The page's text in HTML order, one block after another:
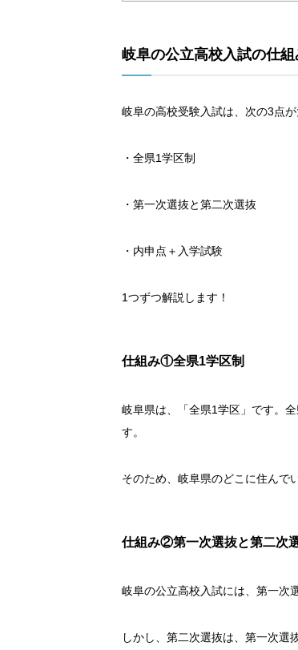
岐阜の公立高校入試の仕組
岐阜の高校受験入試は、次の3点が
・全県1学区制
・第一次選抜と第二次選抜
・内申点＋入学試験
1つずつ解説します！
仕組み①全県1学区制
岐阜県は、「全県1学区」です。
す。
そのため、岐阜県のどこに住んで
仕組み②第一次選抜と第二次
岐阜の公立高校入試には、第一次
しかし、第二次選抜は、第一次選